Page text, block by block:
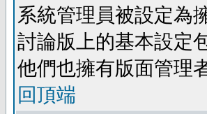
系統管理員被設定為
討論版上的基本設定
他們也擁有版面管理
回頂端